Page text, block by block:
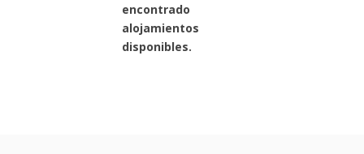
encontrado
alojamientos
disponibles.